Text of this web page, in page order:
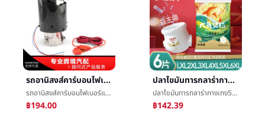
รถอานิสงส์คาร์บอนไฟเบอร์แสงหางคอวงดนตรีอุณหภูมิLEDแสงอานิสงส์รถท่อไอเสียต้องเปิดหางคอ
รถอานิสงส์คาร์บอนไฟเบอร์แสงหางคอวงดนตรีอุณหภูมิLEDแสงอานิสงส์รถท่อไอเสียต้องเปิดหางคอ
฿194.00
ปลาไขมันทารกลาร่ากางเกง5XLใหญ่หายใจจำนวนçº¸ปัสสาวะกางเกงXXXXLใหญ่รหัสปัสสาวะไม่เปียกสำหรับการใช้ในยามค่ำอุปกรณ์ทดลองใช้
ปลาไขมันทารกลาร่ากางเกง5XLใหญ่หายใจจำนวนçº¸ปัสสาวะกางเกงXXXXLใหญ่รหัสปัสสาวะไม่เปียกสำหรับการใช้ในยามค่ำอุปกรณ์ทดลองใช้
฿142.39